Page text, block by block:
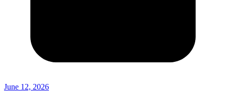
June 12, 2026